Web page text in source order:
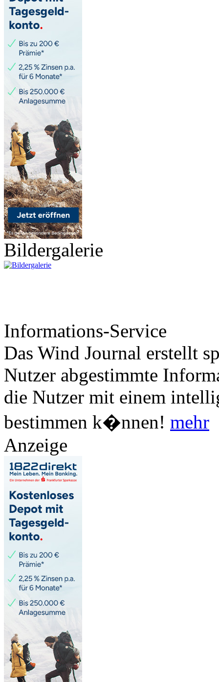
Bildergalerie
Informations-Service
Das Wind Journal erstellt
Nutzer abgestimmte
die Nutzer mit einem
bestimmen k�nnen! mehr
Anzeige